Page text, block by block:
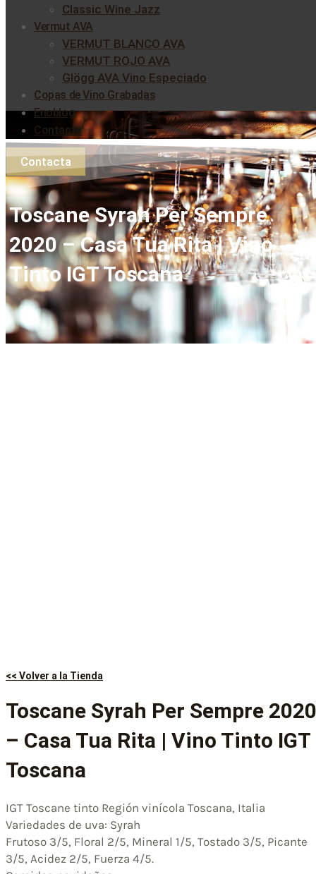
Classic Wine Jazz
Vermut AVA
VERMUT BLANCO AVA
VERMUT ROJO AVA
Glögg AVA Vino Especiado
Copas de Vino Grabadas
Enoblog
Contacta
Contacta
Toscane Syrah Per Sempre
2020 – Casa Tua Rita | Vino
Tinto IGT Toscana
<< Volver a la Tienda
Toscane Syrah Per Sempre 2020
– Casa Tua Rita | Vino Tinto IGT
Toscana
IGT Toscane tinto Región vinícola Toscana, Italia
Variedades de uva: Syrah
Frutoso 3/5, Floral 2/5, Mineral 1/5, Tostado 3/5, Picante
3/5, Acidez 2/5, Fuerza 4/5.